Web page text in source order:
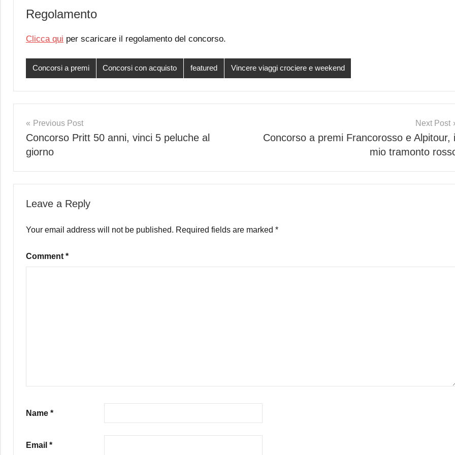
Regolamento
Clicca qui per scaricare il regolamento del concorso.
Concorsi a premi Concorsi con acquisto featured Vincere viaggi crociere e weekend
Post
navigation
Previous Post
Concorso Pritt 50 anni, vinci 5 peluche al
giorno
Next Post
Concorso a premi Francorosso e Alpitour,
mio tramonto
Leave a Reply
Your email address will not be published. Required fields are marked *
Comment *
Name *
Email *